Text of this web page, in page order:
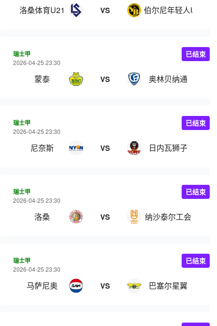
洛桑体育U21 VS 伯尔尼年轻人U21
瑞士甲
2026-04-25 23:30
蒙泰 VS 奥林贝纳通
已结束
瑞士甲
2026-04-25 23:30
尼奈斯 VS 日内瓦狮子
已结束
瑞士甲
2026-04-25 23:30
洛桑 VS 纳沙泰尔工会
已结束
瑞士甲
2026-04-25 23:30
马萨尼奥 VS 巴塞尔星翼
已结束